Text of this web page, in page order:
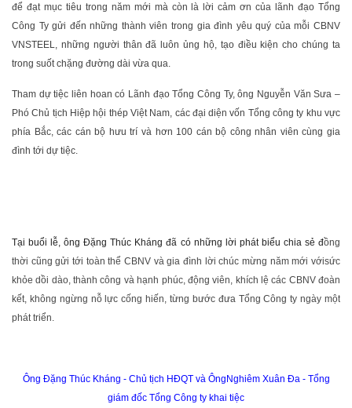
để đạt mục tiêu trong năm mới mà còn là lời cảm ơn của lãnh đạo Tổng
Công Ty gửi đến những thành viên trong gia đình yêu quý của mỗi CBNV
VNSTEEL, những người thân đã luôn ủng hộ, tạo điều kiện cho chúng ta
trong suốt chặng đường dài vừa qua.
Tham dự tiệc liên hoan có Lãnh đạo Tổng Công Ty, ông Nguyễn Văn Sưa –
Phó Chủ tịch Hiệp hội thép Việt Nam, các đại diện vốn Tổng công ty khu vực
phía Bắc, các cán bộ hưu trí và hơn 100 cán bộ công nhân viên cùng gia
đình tới dự tiệc.
Tại buổi lễ, ông Đặng Thúc Kháng đã có những lời phát biểu chia sẻ đồng
thời cũng gửi tới toàn thể CBNV và gia đình lời chúc mừng năm mới vớisức
khỏe dồi dào, thành công và hạnh phúc, động viên, khích lệ các CBNVđoàn
kết, không ngừng nỗ lực cống hiến, từng bước đưa Tổng Công ty ngày một
phát triển.
Ông Đặng Thúc Kháng - Chủ tịch HĐQT và ÔngNghiêm Xuân Đa - Tổng
giám đốc Tổng Công ty khai tiệc